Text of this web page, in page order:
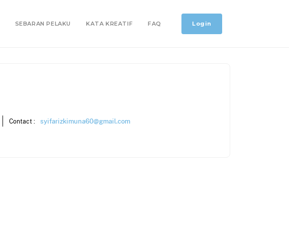
SEBARAN PELAKU KATA KREATIF FAQ Login
Contact : syifarizkimuna60@gmail.com